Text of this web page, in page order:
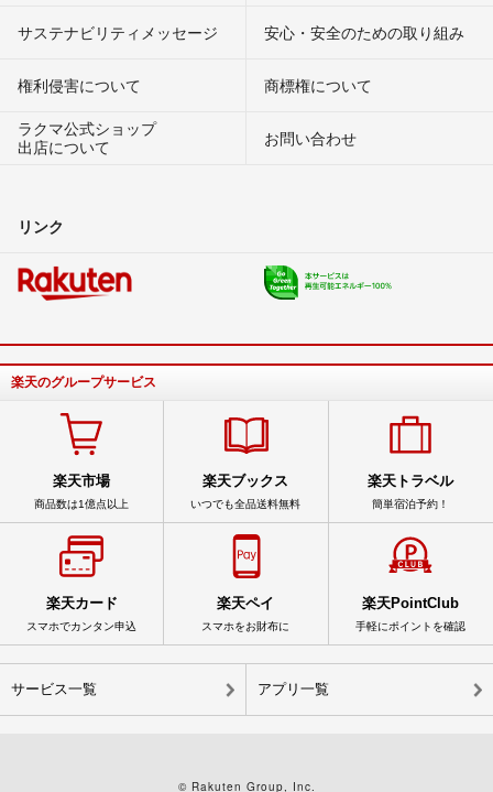
サステナビリティメッセージ 安心・安全のための取り組み
権利侵害について
商標権について
ラクマ公式ショップ
出店について
お問い合わせ
リンク
楽天のグループサービス
楽天市場
商品数は1億点以上
楽天ブックス
いつでも全品送料無料
楽天トラベル
簡単宿泊予約！
楽天カード
スマホでカンタン申込
楽天ペイ
スマホをお財布に
楽天PointClub
手軽にポイントを確認
サービス一覧 アプリ一覧
© Rakuten Group, Inc.